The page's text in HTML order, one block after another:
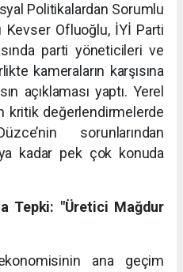
Politikalardan Sorumlu
Kevser Ofluoğlu, İYİ Parti
parti yöneticileri ve
kameraların karşısına
açıklaması yaptı. Yerel
kritik değerlendirmelerde
sorunlarından
kadar pek çok konuda
Tepki: "Üretici Mağdur
ana geçim